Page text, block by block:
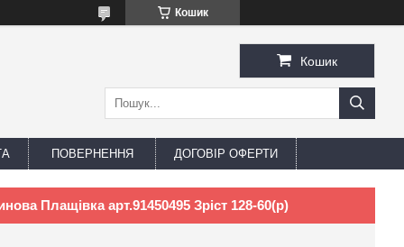
Кошик
Кошик
ПОВЕРНЕННЯ ДОГОВІР ОФЕРТИ
Плащівка арт.91450495 Зріст 128-60(р)